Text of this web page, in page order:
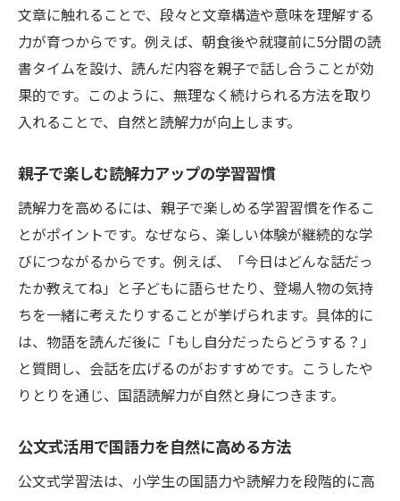
文章に触れることで、段々と文章構造や意味を理解する
力が育つからです。例えば、朝食後や就寝前に5分間の読
書タイムを設け、読んだ内容を親子で話し合うことが効
果的です。このように、無理なく続けられる方法を取り
入れることで、自然と読解力が向上します。
親子で楽しむ読解力アップの学習習慣
読解力を高めるには、親子で楽しめる学習習慣を作るこ
とがポイントです。なぜなら、楽しい体験が継続的な学
びにつながるからです。例えば、「今日はどんな話だっ
たか教えてね」と子どもに語らせたり、登場人物の気持
ちを一緒に考えたりすることが挙げられます。具体的に
は、物語を読んだ後に「もし自分だったらどうする？」
と質問し、会話を広げるのがおすすめです。こうしたや
りとりを通じ、国語読解力が自然と身につきます。
公文式活用で国語力を自然に高める方法
公文式学習法は、小学生の国語力や読解力を段階的に高